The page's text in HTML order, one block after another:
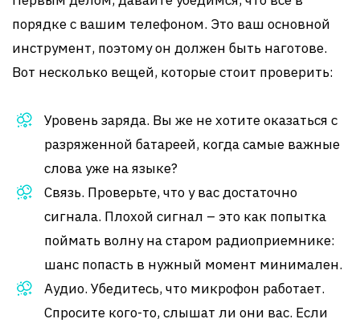
порядке с вашим телефоном. Это ваш основной
инструмент, поэтому он должен быть наготове.
Вот несколько вещей, которые стоит проверить:
Уровень заряда. Вы же не хотите оказаться с
разряженной батареей, когда самые важные
слова уже на языке?
Связь. Проверьте, что у вас достаточно
сигнала. Плохой сигнал – это как попытка
поймать волну на старом радиоприемнике:
шанс попасть в нужный момент минимален.
Аудио. Убедитесь, что микрофон работает.
Спросите кого-то, слышат ли они вас. Если